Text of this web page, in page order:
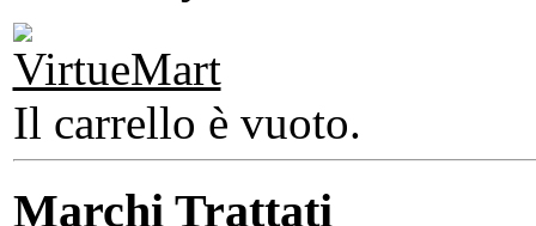
Il carrello è vuoto.
Marchi Trattati